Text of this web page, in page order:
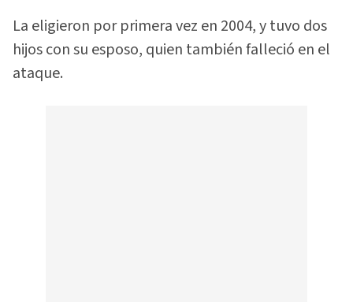
La eligieron por primera vez en 2004, y tuvo dos
hijos con su esposo, quien también falleció en el
ataque.